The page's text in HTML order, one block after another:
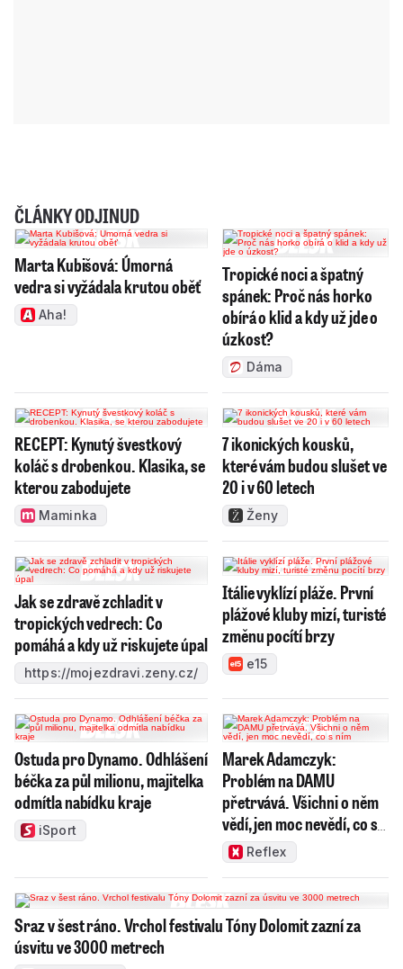
ČLÁNKY ODJINUD
Marta Kubišová: Úmorná
vedra si vyžádala krutou oběť
Aha!
Tropické noci a špatný
spánek: Proč nás horko
obírá o klid a kdy už jde o
úzkost?
Dáma
RECEPT: Kynutý švestkový
koláč s drobenkou. Klasika, se
kterou zabodujete
Maminka
7 ikonických kousků,
které vám budou slušet ve
20 i v 60 letech
Ženy
Jak se zdravě zchladit v
tropických vedrech: Co
pomáhá a kdy už riskujete úpal
https://mojezdravi.zeny.cz/
Itálie vyklízí pláže. První
plážové kluby mizí, turisté
změnu pocítí brzy
e15
Ostuda pro Dynamo. Odhlášení
béčka za půl milionu, majitelka
odmítla nabídku kraje
iSport
Marek Adamczyk:
Problém na DAMU
přetrvává. Všichni o něm
vědí, jen moc nevědí, co s
nímReflex
Sraz v šest ráno. Vrchol festivalu Tóny Dolomit zazní za
úsvitu ve 3000 metrech